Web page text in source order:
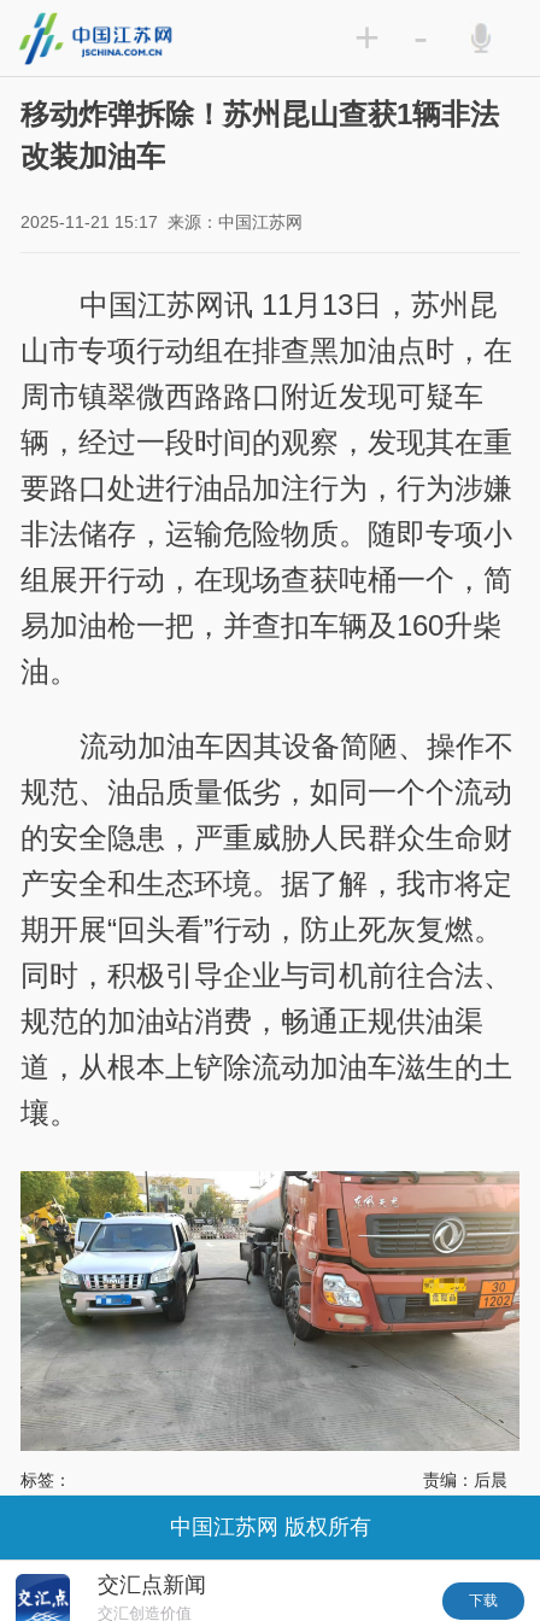
+ -
移动炸弹拆除！苏州昆山查获1辆非法
改装加油车
2025-11-21 15:17 来源：中国江苏网
中国江苏网讯 11月13日，苏州昆
山市专项行动组在排查黑加油点时，在
周市镇翠微西路路口附近发现可疑车
辆，经过一段时间的观察，发现其在重
要路口处进行油品加注行为，行为涉嫌
非法储存，运输危险物质。随即专项小
组展开行动，在现场查获吨桶一个，简
易加油枪一把，并查扣车辆及160升柴
油。
流动加油车因其设备简陋、操作不
规范、油品质量低劣，如同一个个流动
的安全隐患，严重威胁人民群众生命财
产安全和生态环境。据了解，我市将定
期开展“回头看”行动，防止死灰复燃。
同时，积极引导企业与司机前往合法、
规范的加油站消费，畅通正规供油渠
道，从根本上铲除流动加油车滋生的土
壤。
标签： 责编：后晨
交汇点新闻
交汇创造价值
下载
中国江苏网 版权所有